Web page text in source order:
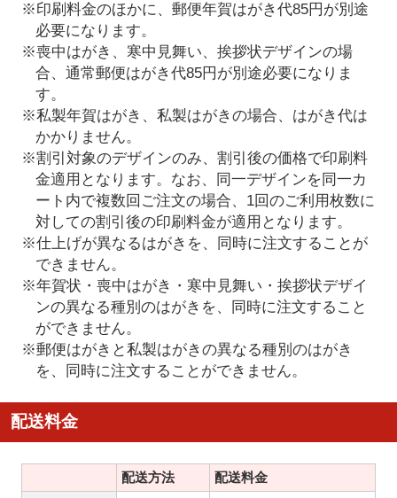
※印刷料金のほかに、郵便年賀はがき代85円が別途
必要になります。
※喪中はがき、寒中見舞い、挨拶状デザインの場
合、通常郵便はがき代85円が別途必要になりま
す。
※私製年賀はがき、私製はがきの場合、はがき代は
かかりません。
※割引対象のデザインのみ、割引後の価格で印刷料
金適用となります。なお、同一デザインを同一カ
ート内で複数回ご注文の場合、1回のご利用枚数に
対しての割引後の印刷料金が適用となります。
※仕上げが異なるはがきを、同時に注文することが
できません。
※年賀状・喪中はがき・寒中見舞い・挨拶状デザイ
ンの異なる種別のはがきを、同時に注文すること
ができません。
※郵便はがきと私製はがきの異なる種別のはがき
を、同時に注文することができません。
配送料金
配送方法 配送料金